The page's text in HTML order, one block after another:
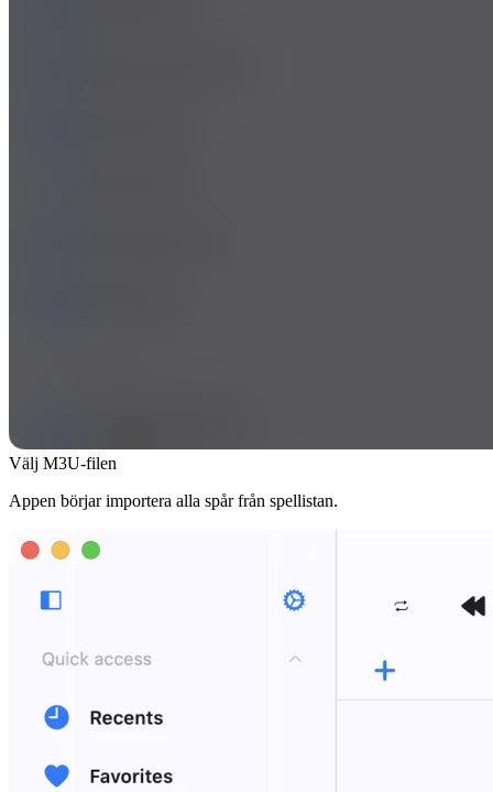
Välj M3U-filen
Appen börjar importera alla spår från spellistan.